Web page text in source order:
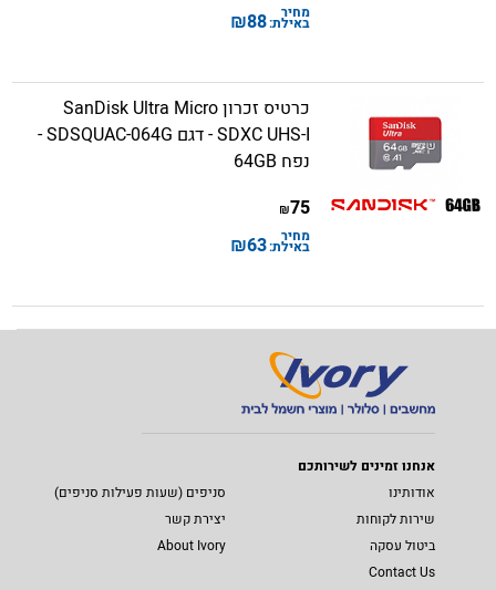
מחיר
באילת:88
₪
כרטיס זכרון SanDisk Ultra Micro
SDXC UHS-I - דגם SDSQUAC-064G -
נפח 64GB
75
₪
מחיר
באילת:63
₪
אנחנו זמינים לשירותכם
אודותינו
סניפים (שעות פעילות סניפים)
שירות לקוחות
יצירת קשר
ביטול עסקה
About Ivory
Contact Us